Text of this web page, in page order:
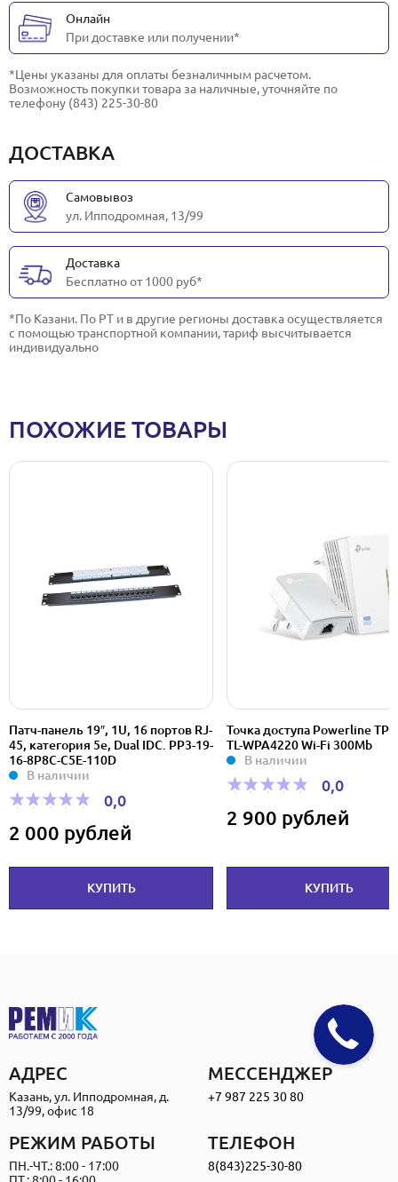
Онлайн
При доставке или получении*
*Цены указаны для оплаты безналичным расчетом.
Возможность покупки товара за наличные, уточняйте по
телефону (843) 225-30-80
ДОСТАВКА
Самовывоз
ул. Ипподромная, 13/99
Доставка
Бесплатно от 1000 руб*
*По Казани. По РТ и в другие регионы доставка осуществляется
с помощью транспортной компании, тариф высчитывается
индивидуально
ПОХОЖИЕ ТОВАРЫ
Патч-панель 19″, 1U, 16 портов RJ-
45, категория 5e, Dual IDC. PP3-19-
16-8P8C-C5E-110D
В наличии
0,0
2 000 рублей
КУПИТЬ
Точка доступа Powerline TP-
TL-WPA4220 Wi-Fi 300Mb
В наличии
0,0
2 900 рублей
КУПИТЬ
АДРЕС
Казань, ул. Ипподромная, д.
13/99, офис 18
МЕССЕНДЖЕР
+7 987 225 30 80
РЕЖИМ РАБОТЫ
ПН.-ЧТ.: 8:00 - 17:00
ТЕЛЕФОН
8(843)225-30-80